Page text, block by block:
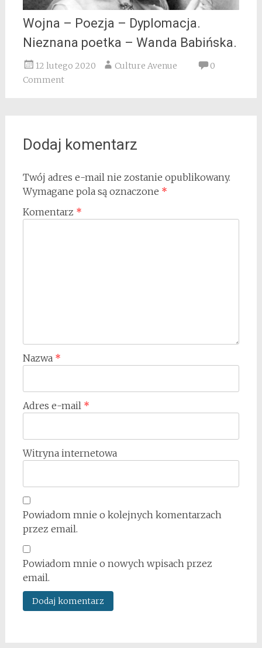
Wojna – Poezja – Dyplomacja.
Nieznana poetka – Wanda Babińska.
12 lutego 2020 Culture Avenue
0
Comment
Dodaj komentarz
Twój adres e-mail nie zostanie opublikowany.
Wymagane pola są oznaczone *
Komentarz *
Nazwa *
Adres e-mail *
Witryna internetowa
Powiadom mnie o kolejnych komentarzach
przez email.
Powiadom mnie o nowych wpisach przez
email.